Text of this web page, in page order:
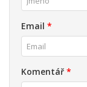
Email *
Komentář *